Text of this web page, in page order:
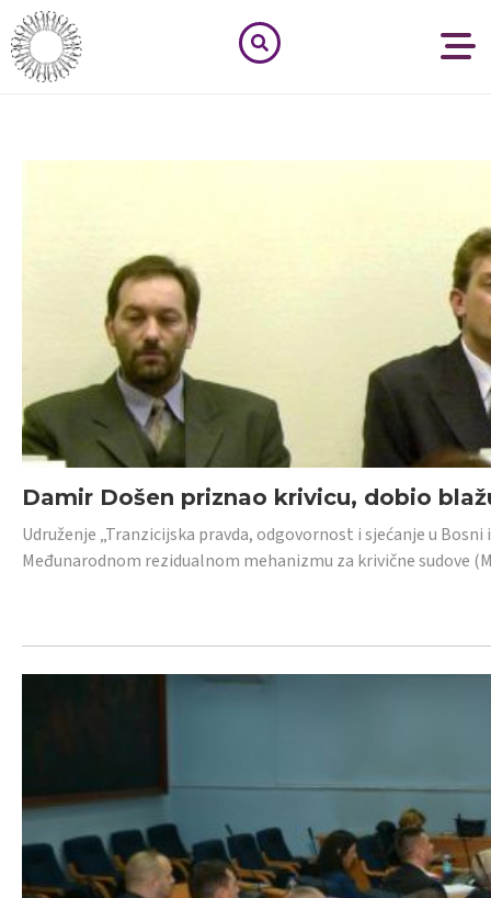
Damir Došen priznao krivicu, dobio
Udruženje „Tranzicijska pravda, odgovornost i sjećanje u
Međunarodnom rezidualnom mehanizmu za krivične sudove